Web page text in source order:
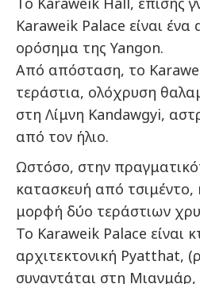
Karaweik Palace είναι
ορόσημα της Yangon.
Από απόσταση, το
τεράστια, ολόχρυση
στη Λίμνη Κandawgyi,
από τον ήλιο.
Ωστόσο, στην
κατασκευή από τσιμέντο,
μορφή δύο τεράστιων
Το Karaweik Palace είναι
αρχιτεκτονική Pyatthat,
συναντάται στη Μιανμάρ,